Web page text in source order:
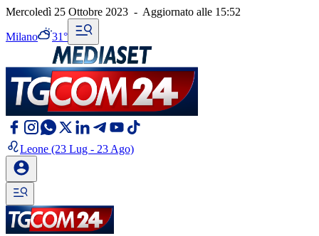
Mercoledì 25 Ottobre 2023 - Aggiornato alle 15:52
Milano 31°
Leone (23 Lug - 23 Ago)